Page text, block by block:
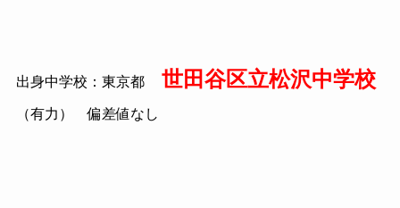
出身中学校：東京都 世田谷区立松沢中学校
（有力） 偏差値なし